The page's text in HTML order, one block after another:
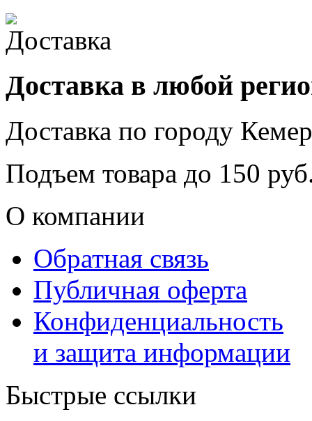
Доставка в любой
Доставка по городу
Подъем товара до 150
О компании
Обратная связь
Публичная оферта
Конфиденциальность
и защита информации
Быстрые ссылки